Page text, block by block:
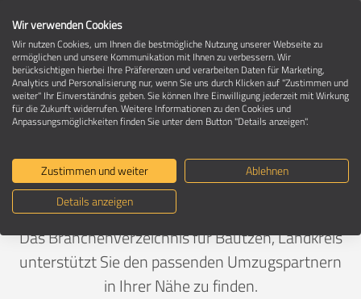
Umzug in Bautzen, Landkreis
Selbst machen oder Umzugsfirma
beauftragen?
Umzugskosten bequem vergleichen.
Das Branchenverzeichnis für Bautzen, Landkreis
unterstützt Sie den passenden Umzugspartnern
in Ihrer Nähe zu finden.
Wir verwenden Cookies
Wir nutzen Cookies, um Ihnen die bestmögliche Nutzung unserer Webseite zu
ermöglichen und unsere Kommunikation mit Ihnen zu verbessern. Wir
berücksichtigen hierbei Ihre Präferenzen und verarbeiten Daten für Marketing,
Analytics und Personalisierung nur, wenn Sie uns durch Klicken auf "Zustimmen und
weiter" Ihr Einverständnis geben. Sie können Ihre Einwilligung jederzeit mit Wirkung
für die Zukunft widerrufen. Weitere Informationen zu den Cookies und
Anpassungsmöglichkeiten finden Sie unter dem Button "Details anzeigen".
Zustimmen und weiter
Ablehnen
Details anzeigen